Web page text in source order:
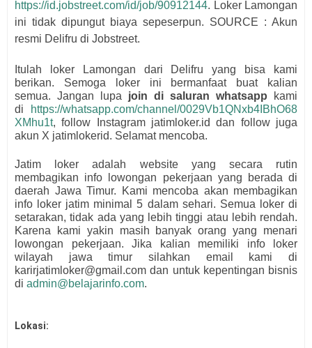
https://id.jobstreet.com/id/job/90912144. Loker Lamongan
ini tidak dipungut biaya sepeserpun. SOURCE : Akun
resmi Delifru di Jobstreet.
Itulah loker Lamongan dari Delifru yang bisa kami
berikan. Semoga loker ini bermanfaat buat kalian
semua. Jangan lupa join di saluran whatsapp kami
di
https://whatsapp.com/channel/0029Vb1QNxb4IBhO68
XMhu1t, follow Instagram jatimloker.id dan follow juga
akun X jatimlokerid. Selamat mencoba.
Jatim loker adalah website yang secara rutin
membagikan info lowongan pekerjaan yang berada di
daerah Jawa Timur. Kami mencoba akan membagikan
info loker jatim minimal 5 dalam sehari. Semua loker di
setarakan, tidak ada yang lebih tinggi atau lebih rendah.
Karena kami yakin masih banyak orang yang menari
lowongan pekerjaan. Jika kalian memiliki info loker
wilayah jawa timur silahkan email kami di
karirjatimloker@gmail.com dan untuk kepentingan bisnis
di admin@belajarinfo.com.
Lokasi: